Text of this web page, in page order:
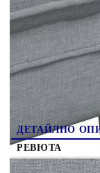
3209191
Оцени продукта
ДЕТАЙЛНО
РЕВЮТА